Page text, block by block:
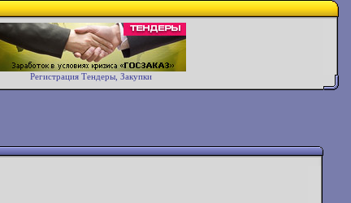
Регистрация Тендеры, Закупки